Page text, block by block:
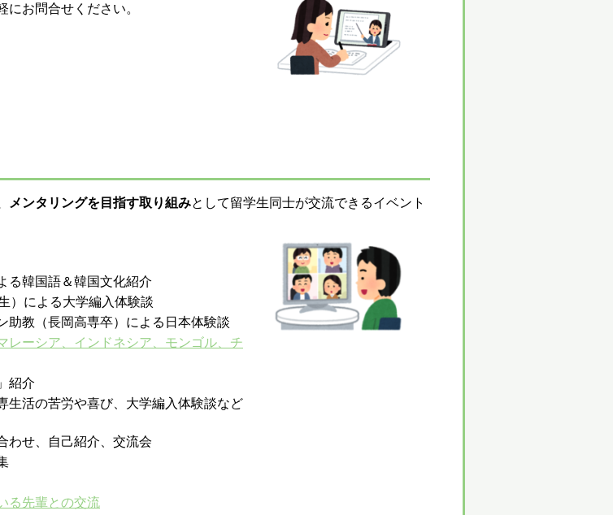
にお問合せください。
メンタリングを目指す取り組みとして留学生同士が交流できるイベント
る韓国語＆韓国文化紹介
）による大学編入体験談
教（長岡高専卒）による日本体験談
レーシア、インドネシア、モンゴル、チ
紹介
活の苦労や喜び、大学編入体験談など
わせ、自己紹介、交流会
る先輩との交流